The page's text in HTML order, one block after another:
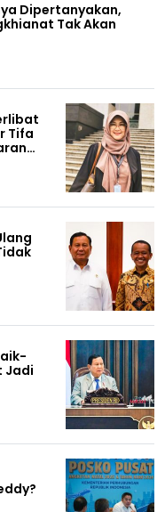
Dipertanyakan,
Tifa
Jadi